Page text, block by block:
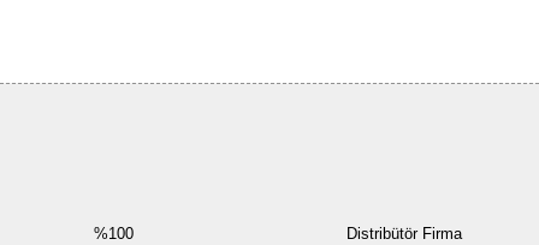
%100
Distribütör Firma